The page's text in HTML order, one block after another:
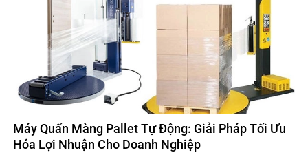
Máy Quấn Màng Pallet Tự Động: Giải Pháp Tối Ưu
Hóa Lợi Nhuận Cho Doanh Nghiệp